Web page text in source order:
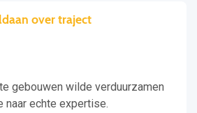
over traject
gebouwen wilde verduurzamen
naar echte expertise.